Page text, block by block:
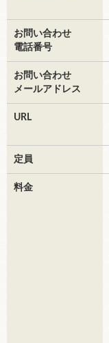
お問い合わせ
電話番号
お問い合わせ
メールアドレス
URL
定員
料金